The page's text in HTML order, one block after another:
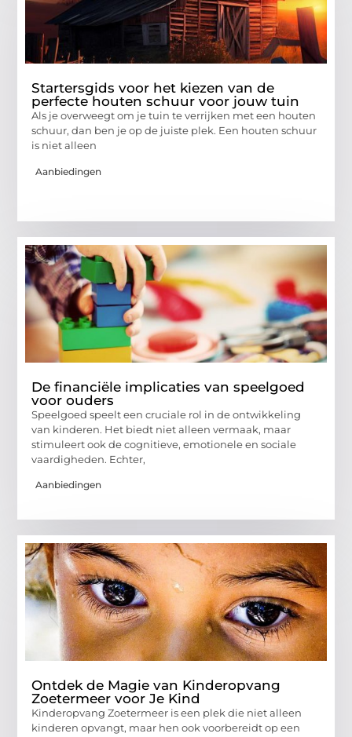
Startersgids voor het kiezen van de
perfecte houten schuur voor jouw tuin
Als je overweegt om je tuin te verrijken met een houten
schuur, dan ben je op de juiste plek. Een houten schuur
is niet alleen
Aanbiedingen
De financiële implicaties van speelgoed
voor ouders
Speelgoed speelt een cruciale rol in de ontwikkeling
van kinderen. Het biedt niet alleen vermaak, maar
stimuleert ook de cognitieve, emotionele en sociale
vaardigheden. Echter,
Aanbiedingen
Ontdek de Magie van Kinderopvang
Zoetermeer voor Je Kind
Kinderopvang Zoetermeer is een plek die niet alleen
kinderen opvangt, maar hen ook voorbereidt op een